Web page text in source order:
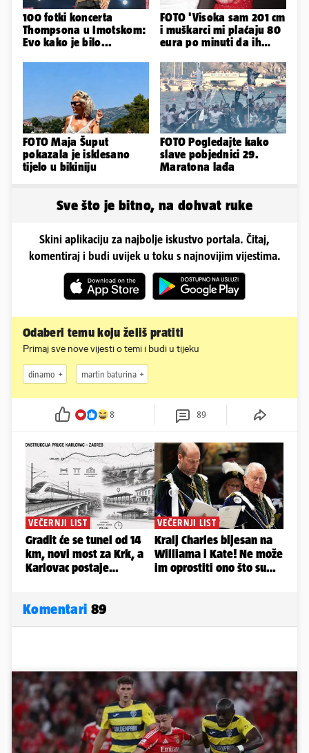
100 fotki koncerta
Thompsona u Imotskom:
Evo kako je bilo...
FOTO 'Visoka sam 201 cm
i muškarci mi plaćaju 80
eura po minuti da ih
FOTO Maja Šuput
pokazala je isklesano
tijelo u bikiniju
FOTO Pogledajte kako
slave pobjednici 29.
Maratona lađa
Sve što je bitno, na dohvat ruke
Skini aplikaciju za najbolje iskustvo portala. Čitaj,
komentiraj i budi uvijek u toku s najnovijim vijestima.
Odaberi temu koju želiš pratiti
Primaj sve nove vijesti o temi i budi u tijeku
dinamo martin baturina
8 89
Komentari 89